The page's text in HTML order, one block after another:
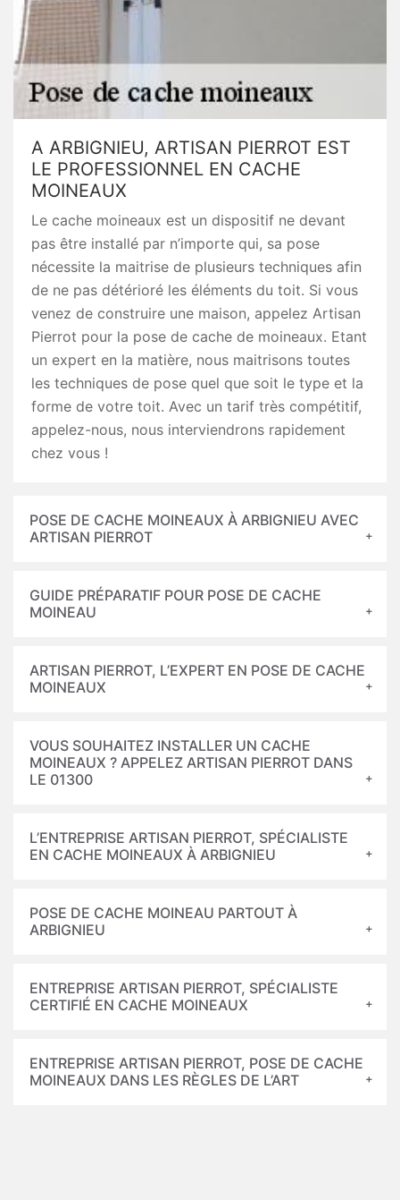
A ARBIGNIEU, ARTISAN PIERROT EST
LE PROFESSIONNEL EN CACHE
MOINEAUX
Le cache moineaux est un dispositif ne devant
pas être installé par n’importe qui, sa pose
nécessite la maitrise de plusieurs techniques afin
de ne pas détérioré les éléments du toit. Si vous
venez de construire une maison, appelez Artisan
Pierrot pour la pose de cache de moineaux. Etant
un expert en la matière, nous maitrisons toutes
les techniques de pose quel que soit le type et la
forme de votre toit. Avec un tarif très compétitif,
appelez-nous, nous interviendrons rapidement
chez vous !
POSE DE CACHE MOINEAUX À ARBIGNIEU AVEC
ARTISAN PIERROT
GUIDE PRÉPARATIF POUR POSE DE CACHE
MOINEAU
ARTISAN PIERROT, L’EXPERT EN POSE DE CACHE
MOINEAUX
VOUS SOUHAITEZ INSTALLER UN CACHE
MOINEAUX ? APPELEZ ARTISAN PIERROT DANS
LE 01300
L’ENTREPRISE ARTISAN PIERROT, SPÉCIALISTE
EN CACHE MOINEAUX À ARBIGNIEU
POSE DE CACHE MOINEAU PARTOUT À
ARBIGNIEU
ENTREPRISE ARTISAN PIERROT, SPÉCIALISTE
CERTIFIÉ EN CACHE MOINEAUX
ENTREPRISE ARTISAN PIERROT, POSE DE CACHE
MOINEAUX DANS LES RÈGLES DE L’ART